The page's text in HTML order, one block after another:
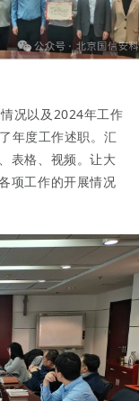
况以及2024年工作
年度工作述职。 汇
表格、视频。让大
项工作的开展情况